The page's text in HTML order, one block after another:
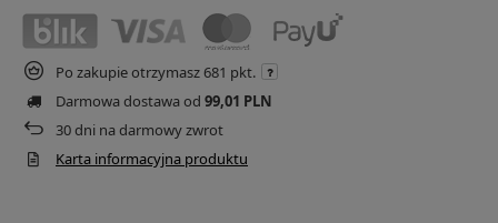
Po zakupie otrzymasz681 pkt.
Darmowa dostawa od 99,01 PLN
30dni na darmowy zwrot
Karta informacyjna produktu